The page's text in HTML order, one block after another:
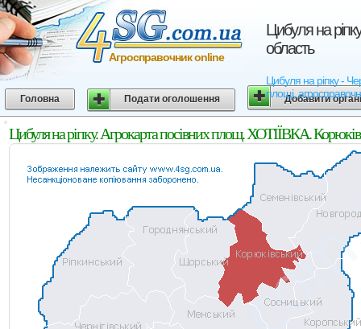
Цибуля на
область
Цибуля на ріпку -
площі,
Агросправочник online
Головна Подати оголошення Добавити
Цибуля на ріпку. Агрокарта посівних площ. ХОТІЇВКА.